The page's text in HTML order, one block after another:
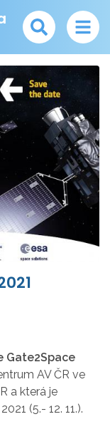
Gate2Space
AV ČR ve
a která je
(5.- 12. 11.).